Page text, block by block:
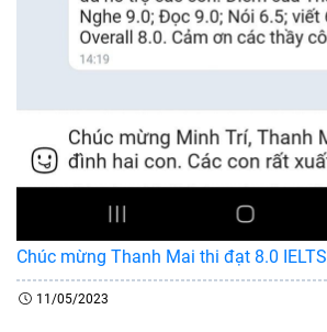
Chúc mừng Thanh Mai thi đạt 8.0 IELTS
11/05/2023